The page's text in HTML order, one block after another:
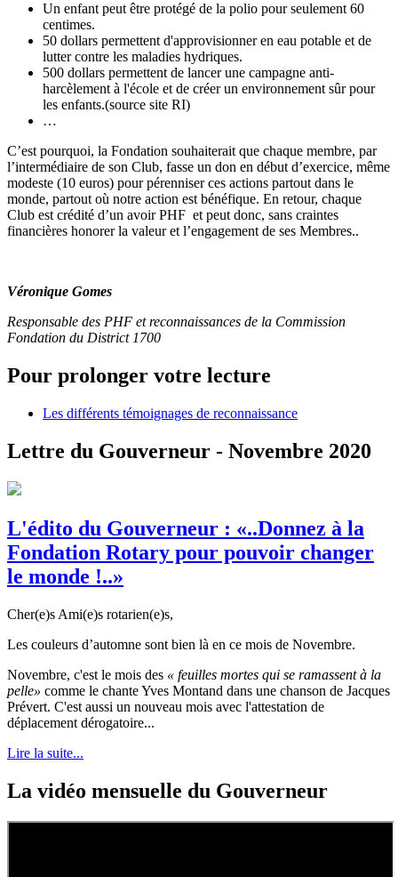
Un enfant peut être protégé de la polio pour seulement 60
centimes.
50 dollars permettent d'approvisionner en eau potable et de
lutter contre les maladies hydriques.
500 dollars permettent de lancer une campagne anti-
harcèlement à l'école et de créer un environnement sûr pour
les enfants.(source site RI)
…
C’est pourquoi, la Fondation souhaiterait que chaque membre, par
l’intermédiaire de son Club, fasse un don en début d’exercice, même
modeste (10 euros) pour pérenniser ces actions partout dans le
monde, partout où notre action est bénéfique. En retour, chaque
Club est crédité d’un avoir PHF et peut donc, sans craintes
financières honorer la valeur et l’engagement de ses Membres..
Véronique Gomes
Responsable des PHF et reconnaissances de la Commission
Fondation du District 1700
Pour prolonger votre lecture
Les différents témoignages de reconnaissance
Lettre du Gouverneur - Novembre 2020
L'édito du Gouverneur : «..Donnez à la
Fondation Rotary pour pouvoir changer
le monde !..»
Cher(e)s Ami(e)s rotarien(e)s,
Les couleurs d’automne sont bien là en ce mois de Novembre.
Novembre, c'est le mois des « feuilles mortes qui se ramassent à la
pelle» comme le chante Yves Montand dans une chanson de Jacques
Prévert. C'est aussi un nouveau mois avec l'attestation de
déplacement dérogatoire...
Lire la suite...
La vidéo mensuelle du Gouverneur